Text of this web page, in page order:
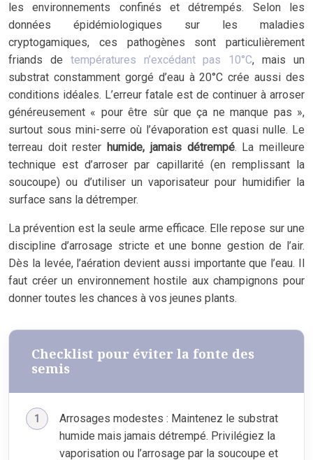
les environnements confinés et détrempés. Selon les
données épidémiologiques sur les maladies
cryptogamiques, ces pathogènes sont particulièrement
friands de températures n’excédant pas 10°C, mais un
substrat constamment gorgé d’eau à 20°C crée aussi des
conditions idéales. L’erreur fatale est de continuer à arroser
généreusement « pour être sûr que ça ne manque pas »,
surtout sous mini-serre où l’évaporation est quasi nulle. Le
terreau doit rester humide, jamais détrempé. La meilleure
technique est d’arroser par capillarité (en remplissant la
soucoupe) ou d’utiliser un vaporisateur pour humidifier la
surface sans la détremper.
La prévention est la seule arme efficace. Elle repose sur une
discipline d’arrosage stricte et une bonne gestion de l’air.
Dès la levée, l’aération devient aussi importante que l’eau. Il
faut créer un environnement hostile aux champignons pour
donner toutes les chances à vos jeunes plants.
Checklist pour éviter la fonte des
semis
Arrosages modestes : Maintenez le substrat
humide mais jamais détrempé. Privilégiez la
vaporisation ou l’arrosage par la soucoupe et